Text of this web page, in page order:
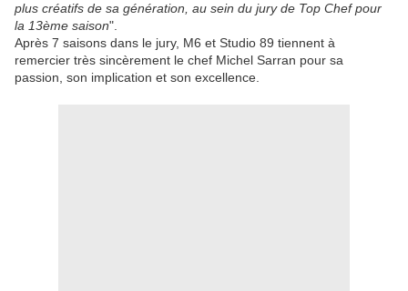
plus créatifs de sa génération, au sein du jury de Top Chef pour
la 13ème saison".
Après 7 saisons dans le jury, M6 et Studio 89 tiennent à
remercier très sincèrement le chef Michel Sarran pour sa
passion, son implication et son excellence.